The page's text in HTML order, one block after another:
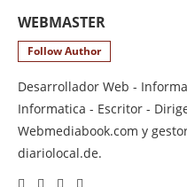
WEBMASTER
Follow Author
Desarrollador Web -
Informatica - Escritor -
Webmediabook.com y
diariolocal.de.